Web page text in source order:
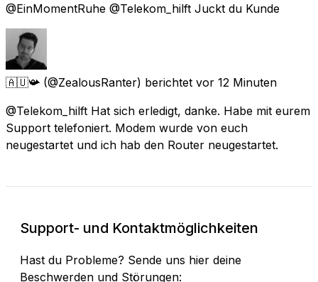
@EinMomentRuhe @Telekom_hilft Juckt du Kunde
🇦🇺📯 (@ZealousRanter) berichtet vor 12 Minuten
@Telekom_hilft Hat sich erledigt, danke. Habe mit eurem
Support telefoniert. Modem wurde von euch
neugestartet und ich hab den Router neugestartet.
Support- und Kontaktmöglichkeiten
Hast du Probleme? Sende uns hier deine
Beschwerden und Störungen: